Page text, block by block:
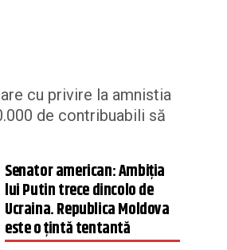
cu privire la amnistia
de contribuabili să
Senator american: Ambiția
lui Putin trece dincolo de
Ucraina. Republica Moldova
este o țintă tentantă